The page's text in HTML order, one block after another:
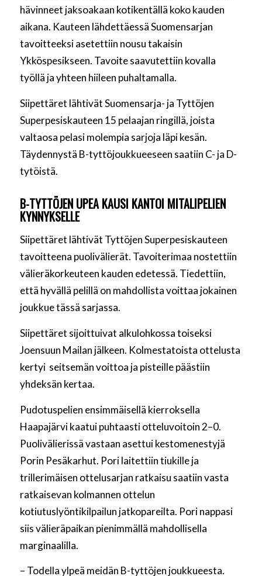
hävinneet jaksoakaan kotikentällä koko kauden
aikana. Kauteen lähdettäessä Suomensarjan
tavoitteeksi asetettiin nousu takaisin
Ykköspesikseen. Tavoite saavutettiin kovalla
työllä ja yhteen hiileen puhaltamalla.
Siipettäret lähtivät Suomensarja- ja Tyttöjen
Superpesiskauteen 15 pelaajan ringillä, joista
valtaosa pelasi molempia sarjoja läpi kesän.
Täydennystä B-tyttöjoukkueeseen saatiin C- ja D-
tytöistä.
B-TYTTÖJEN UPEA KAUSI KANTOI MITALIPELIEN
KYNNYKSELLE
Siipettäret lähtivät Tyttöjen Superpesiskauteen
tavoitteena puolivälierät. Tavoiterimaa nostettiin
välieräkorkeuteen kauden edetessä. Tiedettiin,
että hyvällä pelillä on mahdollista voittaa jokainen
joukkue tässä sarjassa.
Siipettäret sijoittuivat alkulohkossa toiseksi
Joensuun Mailan jälkeen. Kolmestatoista ottelusta
kertyi seitsemän voittoa ja pisteille päästiin
yhdeksän kertaa.
Pudotuspelien ensimmäisellä kierroksella
Haapajärvi kaatui puhtaasti otteluvoitoin 2–0.
Puolivälierissä vastaan asettui kestomenestyjä
Porin Pesäkarhut. Pori laitettiin tiukille ja
trillerimäisen ottelusarjan ratkaisu saatiin vasta
ratkaisevan kolmannen ottelun
kotiutuslyöntikilpailun jatkopareilta. Pori nappasi
siis välieräpaikan pienimmällä mahdollisella
marginaalilla.
– Todella ylpeä meidän B-tyttöjen joukkueesta.